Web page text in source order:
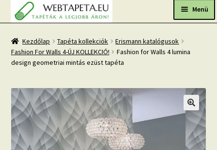
a
navigációhoz
a
tartalomba Menü
Népszerű tapéták
Tapéta BLOG
Mi az a fotótapéta?
Tapétázási tanácsok
Kezdőlap Tapéta kollekciók
Erismann katalógusok
Fashion For Walls 4-ÚJ KOLLEKCIÓ!
Fashion for Walls 4 lumina
design geometriai mintás ezüst tapéta